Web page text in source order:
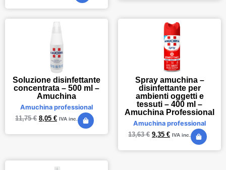
Soluzione disinfettante
concentrata – 500 ml –
Amuchina
Amuchina professional
11,75€ 8,05 € IVA inc.
Spray amuchina –
disinfettante per
ambienti oggetti e
tessuti – 400 ml –
Amuchina Professional
Amuchina professional
13,63€ 9,35 € IVA inc.